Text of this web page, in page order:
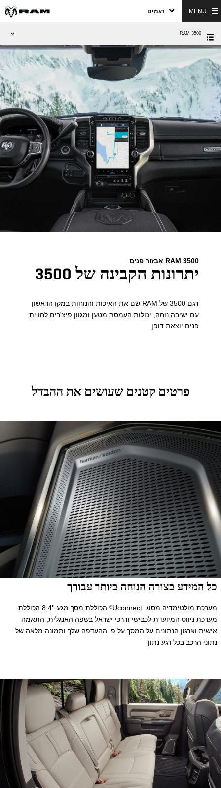
דגמים MENU
RAM 3500
RAM 3500 אבזור פנים
יתרונות הקבינה של 3500
דגם 3500 של RAM שם את האיכות והנוחות במקו הראשון
עם ישיבה נוחה, יכולות העמסת מטען ומגוון פיצ'רים לחווית
פנים יוצאת דופן
פרטים קטנים שעושים את ההבדל
כל המידע בצורה הנוחה ביותר עבורך
מערכת מולטימדיה מסוג Uconnect ®
הכוללת מסך מגע ''8.4 הכוללת:
מערכת ניווט המיועדת לכבישי ודרכי ישראל בשפה האנגלית, התאמה
אישית וארגון הנתונים על המסך על פי ההעדפה שלך ותמונה מלאה של
נתוני הרכב בכל רגע נתון.